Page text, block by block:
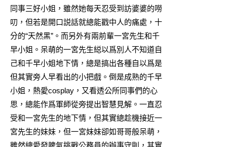
同事三好小姐，雖然她每天忍受到訪婆婆的嘮
叨，但若是開口説話就總能戳中人的痛處，十
分的“天然黑”。而另外有兩前輩一宮先生和千
早小姐。呆萌的一宮先生縂以爲別人不知道自
己和千早小姐地下情，總是搞出各種自以爲是
但其實旁人早看出的小把戲。倒是成熟的千早
小姐，熱愛cosplay，又看透公所同事們的心
思，總能作爲軍師從旁提出智慧見解。一直忍
受和一宮先生的地下情，但其實總趁機接近一
宮先生的妹妹，但一宮妹妹卻如哥哥般呆萌，